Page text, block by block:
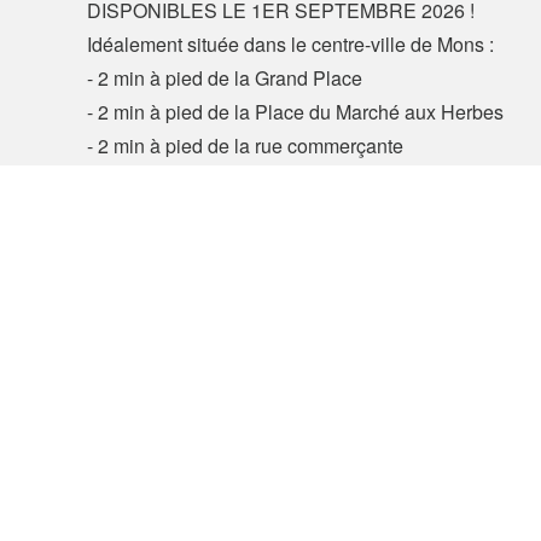
DISPONIBLES LE 1ER SEPTEMBRE 2026 !
Idéalement située dans le centre-ville de Mons :
- 2 min à pied de la Grand Place
- 2 min à pied de la Place du Marché aux Herbes
- 2 min à pied de la rue commerçante